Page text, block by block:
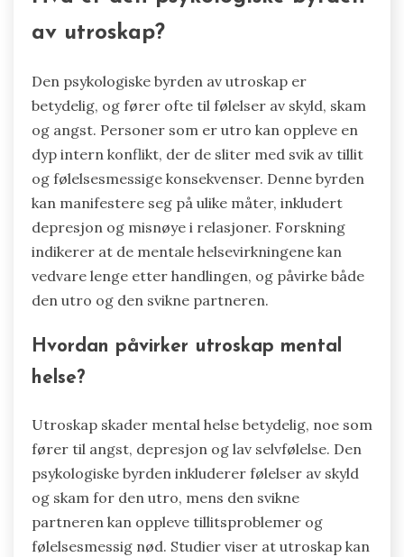
av utroskap?
Den psykologiske byrden av utroskap er
betydelig, og fører ofte til følelser av skyld, skam
og angst. Personer som er utro kan oppleve en
dyp intern konflikt, der de sliter med svik av tillit
og følelsesmessige konsekvenser. Denne byrden
kan manifestere seg på ulike måter, inkludert
depresjon og misnøye i relasjoner. Forskning
indikerer at de mentale helsevirkningene kan
vedvare lenge etter handlingen, og påvirke både
den utro og den svikne partneren.
Hvordan påvirker utroskap mental
helse?
Utroskap skader mental helse betydelig, noe som
fører til angst, depresjon og lav selvfølelse. Den
psykologiske byrden inkluderer følelser av skyld
og skam for den utro, mens den svikne
partneren kan oppleve tillitsproblemer og
følelsesmessig nød. Studier viser at utroskap kan